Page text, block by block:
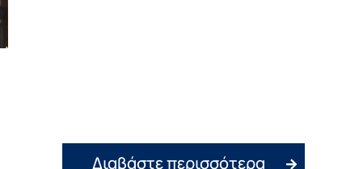
Διαβάστε περισσότερα